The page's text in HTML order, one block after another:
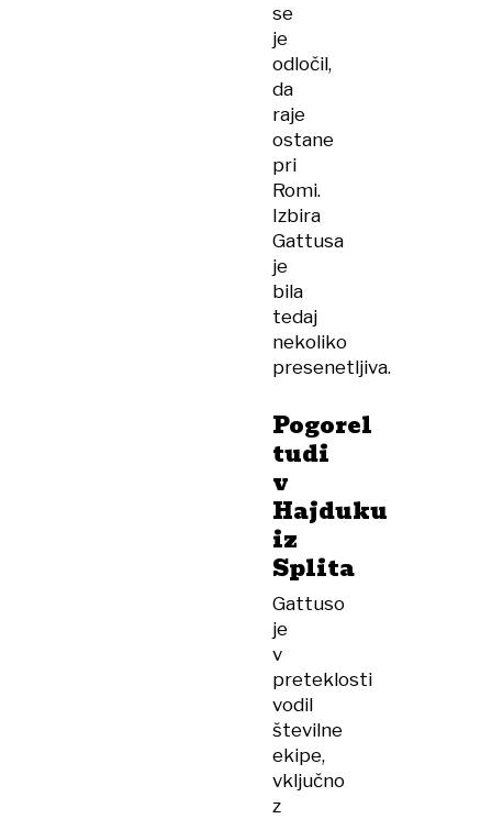
se
je
odločil,
da
raje
ostane
pri
Romi.
Izbira
Gattusa
je
bila
tedaj
nekoliko
presenetljiva.
Pogorel
tudi
v
Hajduku
iz
Splita
Gattuso
je
v
preteklosti
vodil
številne
ekipe,
vključno
z